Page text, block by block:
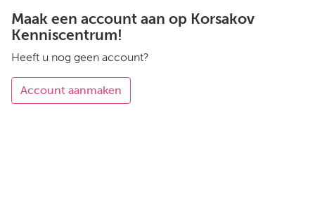
Maak een account aan op Korsakov
Kenniscentrum!
Heeft u nog geen account?
Account aanmaken